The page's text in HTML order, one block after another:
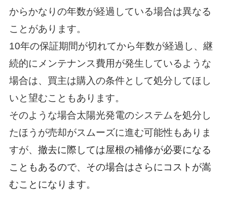
からかなりの年数が経過している場合は異なる
ことがあります。
10年の保証期間が切れてから年数が経過し、継
続的にメンテナンス費用が発生しているような
場合は、買主は購入の条件として処分してほし
いと望むこともあります。
そのような場合太陽光発電のシステムを処分し
たほうが売却がスムーズに進む可能性もありま
すが、 撤去に際しては屋根の補修が必要になる
こともあるので、その場合はさらにコストが嵩
むことになります。